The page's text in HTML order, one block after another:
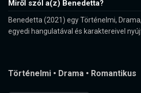
Miről szól a(z) Benedetta?
Benedetta (2021) egy Történelmi,
egyedi hangulatával és karaktereivel
Történelmi • Drama • Romantikus